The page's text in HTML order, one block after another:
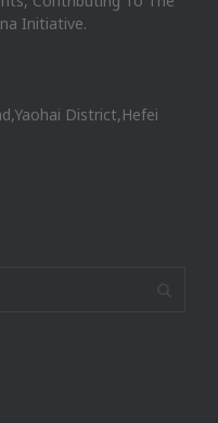
Initiative.
District,Hefei